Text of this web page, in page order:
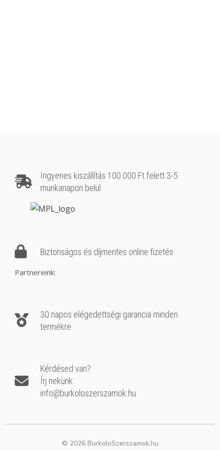
Ingyenes kiszállítás 100.000 Ft felett 3-5
munkanapon belül
Biztonságos és díjmentes online fizetés
Partnereink:
30 napos elégedettségi garancia minden
termékre
Kérdésed van?
Írj nekünk:
info@burkoloszerszamok.hu
© 2026 BurkoloSzerszamok.hu